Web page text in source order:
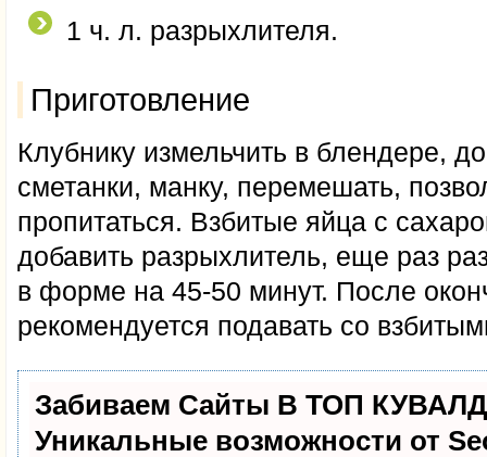
1 ч. л. разрыхлителя.
Приготовление
Клубнику измельчить в блендере,
сметанки, манку, перемешать,
пропитаться. Взбитые яйца с
добавить разрыхлитель, еще раз
в форме на 45-50 минут. После
рекомендуется подавать со
Забиваем Сайты В ТОП
Уникальные возможности от